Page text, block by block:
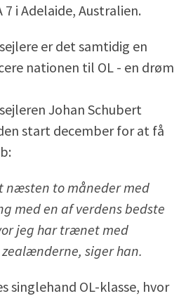
7 i Adelaide, Australien.
er det samtidig en
nationen til OL - en drøm
Johan Schubert
start december for at få
næsten to måneder med
med en af verdens bedste
jeg har trænet med
siger han.
singlehand OL-klasse, hvor